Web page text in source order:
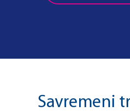
Savremeni